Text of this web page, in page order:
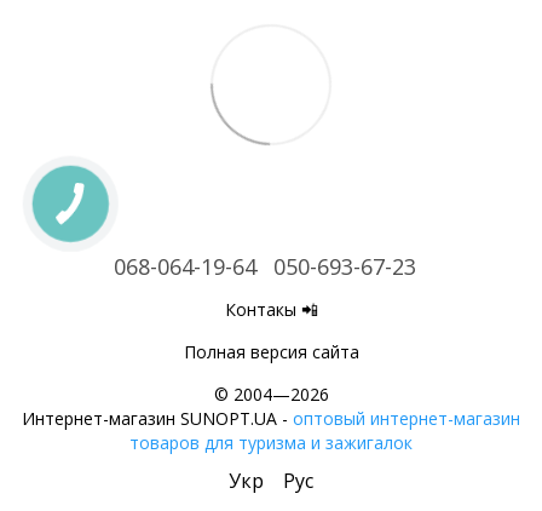
068-064-19-64 050-693-67-23
Контакы 📲
Полная версия сайта
© 2004—2026
Интернет-магазин SUNOPT.UA - оптовый интернет-магазин
товаров для туризма и зажигалок
Укр Рус